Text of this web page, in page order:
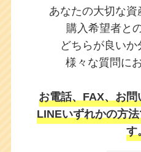
あなたの大切な資
購入希望者と
どちらが良いか
様々な質問に
お電話、FAX、お問
LINEいずれかの方
す